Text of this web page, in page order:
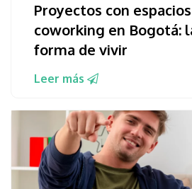
Proyectos con
coworking en Bogotá:
forma de vivir
Leer más